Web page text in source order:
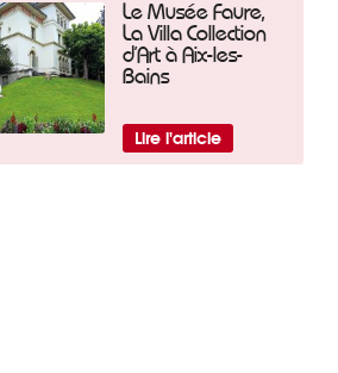
Le Musée Faure,
La Villa Collection
d’Art à Aix-les-
Bains
Lire l'article